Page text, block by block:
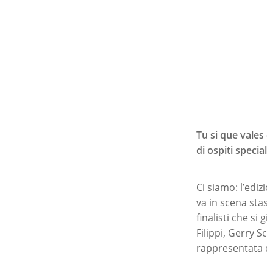
Premi invio per
Tu si que
di ospiti
Ci siamo:
va in scena
finalisti che si
Filippi, Gerry
rappresentata